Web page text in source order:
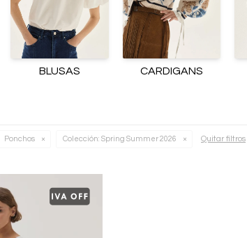
BLUSAS CARDIGANS
Ponchos Colección: Spring Summer 2026 Quitar filtros